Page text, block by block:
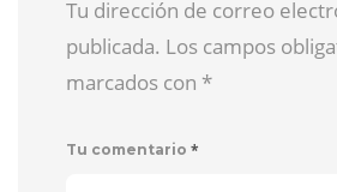
Tu dirección de correo
publicada. Los campos
marcados con *
Tu comentario *